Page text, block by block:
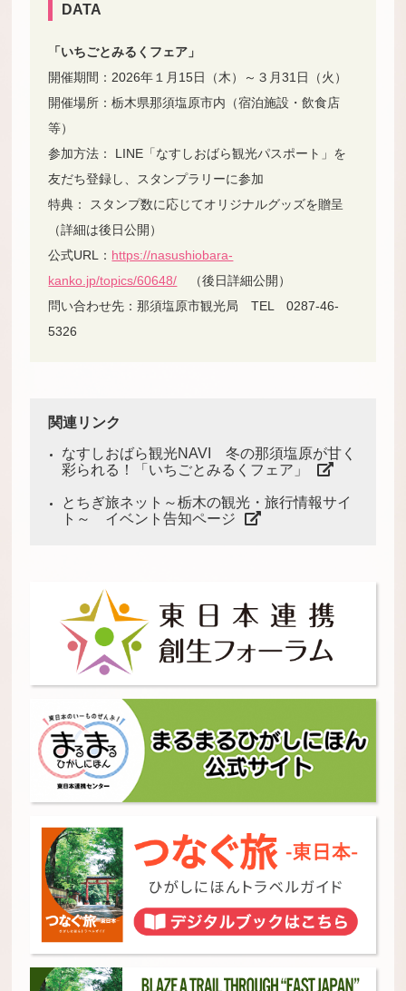
DATA
「いちごとみるくフェア」
開催期間：2026年１月15日（木）～３月31日（火）
開催場所：栃木県那須塩原市内（宿泊施設・飲食店
等）
参加方法： LINE「なすしおばら観光パスポート」を
友だち登録し、スタンプラリーに参加
特典： スタンプ数に応じてオリジナルグッズを贈呈
（詳細は後日公開）
公式URL： https://nasushiobara-
kanko.jp/topics/60648/ （後日詳細公開）
問い合わせ先：那須塩原市観光局 TEL 0287-46-
5326
関連リンク
なすしおばら観光NAVI 冬の那須塩原が甘く
彩られる！「いちごとみるくフェア」
とちぎ旅ネット～栃木の観光・旅行情報サイ
ト～ イベント告知ページ